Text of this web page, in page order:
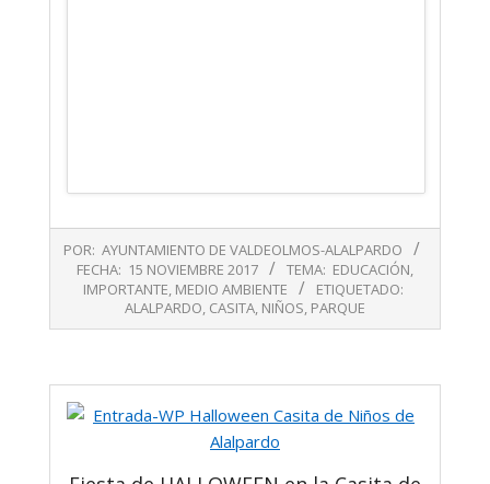
11-
POR: AYUNTAMIENTO DE VALDEOLMOS-ALALPARDO
FECHA: 15 NOVIEMBRE 2017 TEMA: EDUCACIÓN
IMPORTANTE MEDIO AMBIENTE
ETIQUETADO:
ALALPARDO CASITA NIÑOS PARQUE